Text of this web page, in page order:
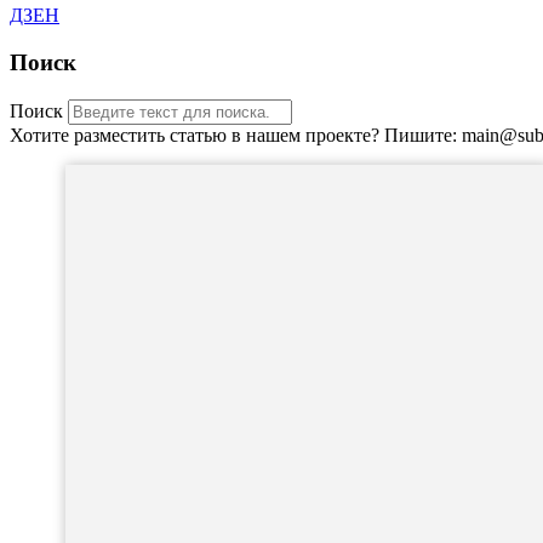
ДЗЕН
Поиск
Поиск
Хотите разместить статью в нашем проекте? Пишите: